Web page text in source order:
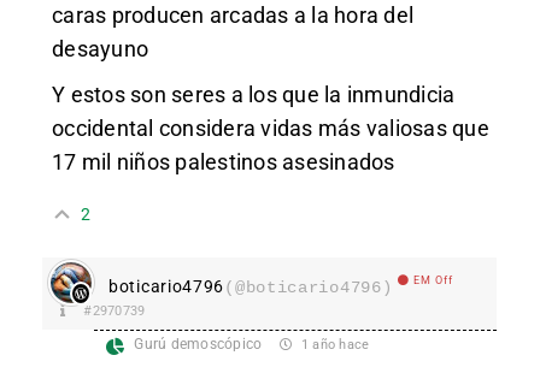
caras producen arcadas a la hora del
desayuno
Y estos son seres a los que la inmundicia
occidental considera vidas más valiosas que
17 mil niños palestinos asesinados
2
boticario4796(@boticario4796) EM Off
#2970739
Gurú demoscópico 1 año hace